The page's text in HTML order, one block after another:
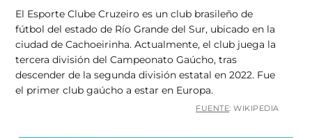
El Esporte Clube Cruzeiro es un club brasileño de
fútbol del estado de Río Grande del Sur, ubicado en la
ciudad de Cachoeirinha. Actualmente, el club juega la
tercera división del Campeonato Gaúcho, tras
descender de la segunda división estatal en 2022.​ Fue
el primer club gaúcho a estar en Europa.
FUENTE: WIKIPEDIA